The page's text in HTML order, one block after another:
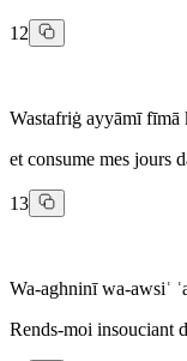
12
Wastafriġ ayyāmī fīmā
et consume mes jours
13
Wa-aghninī wa-awsiʿ
Rends-moi insouciant